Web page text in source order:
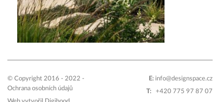
© Copyright 2016 - 2022 -
Ochrana osobních údajů
E: info@designspace.cz
T:
+420 775 97 87 07